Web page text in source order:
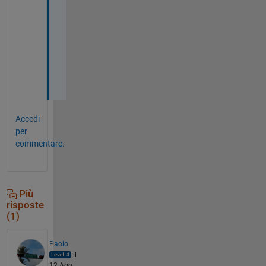
Accedi
per
commentare.
Più
risposte
(1)
Paolo
il